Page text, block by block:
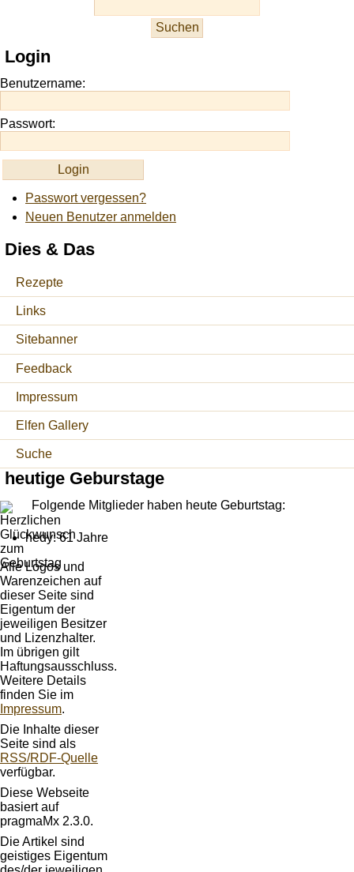
site
https://onlineslots.money/
Login
Benutzername:
Passwort:
Passwort vergessen?
Neuen Benutzer anmelden
Dies & Das
Rezepte
Links
Sitebanner
Feedback
Impressum
Elfen Gallery
Suche
heutige Geburstage
Folgende Mitglieder haben heute Geburtstag:
hedy: 61 Jahre
Alle Logos und
Warenzeichen auf
dieser Seite sind
Eigentum der
jeweiligen Besitzer
und Lizenzhalter.
Im übrigen gilt
Haftungsausschluss.
Weitere Details
finden Sie im
Impressum.
Die Inhalte dieser
Seite sind als
RSS/RDF-Quelle
verfügbar.
Diese Webseite
basiert auf
pragmaMx 2.3.0.
Die Artikel sind
geistiges Eigentum